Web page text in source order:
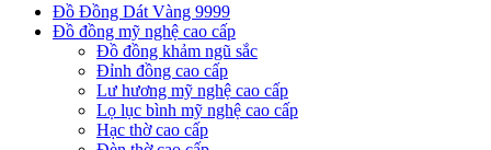
Đồ Đồng Dát Vàng 9999
Đồ đồng mỹ nghệ cao cấp
Đồ đồng khảm ngũ sắc
Đỉnh đồng cao cấp
Lư hương mỹ nghệ cao cấp
Lọ lục bình mỹ nghệ cao cấp
Hạc thờ cao cấp